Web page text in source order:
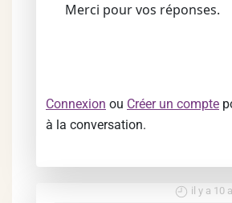
Merci pour vos réponses.
Connexion ou Créer un compte
à la conversation.
il y a 10